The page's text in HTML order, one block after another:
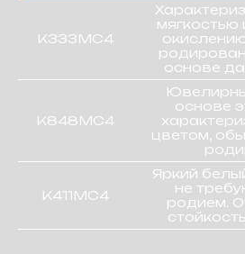
КЗЗЗМС4
мягкостью
основе
К848МС4
основе
цветом,
К411МС4
Яркий
не
родием.